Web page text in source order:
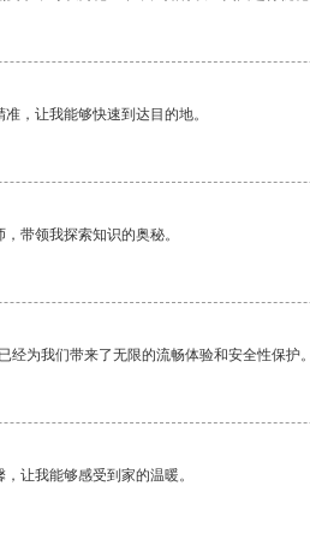
，让我能够快速到达目的地。
带领我探索知识的奥秘。
经为我们带来了无限的流畅体验和安全性保护
让我能够感受到家的温暖。